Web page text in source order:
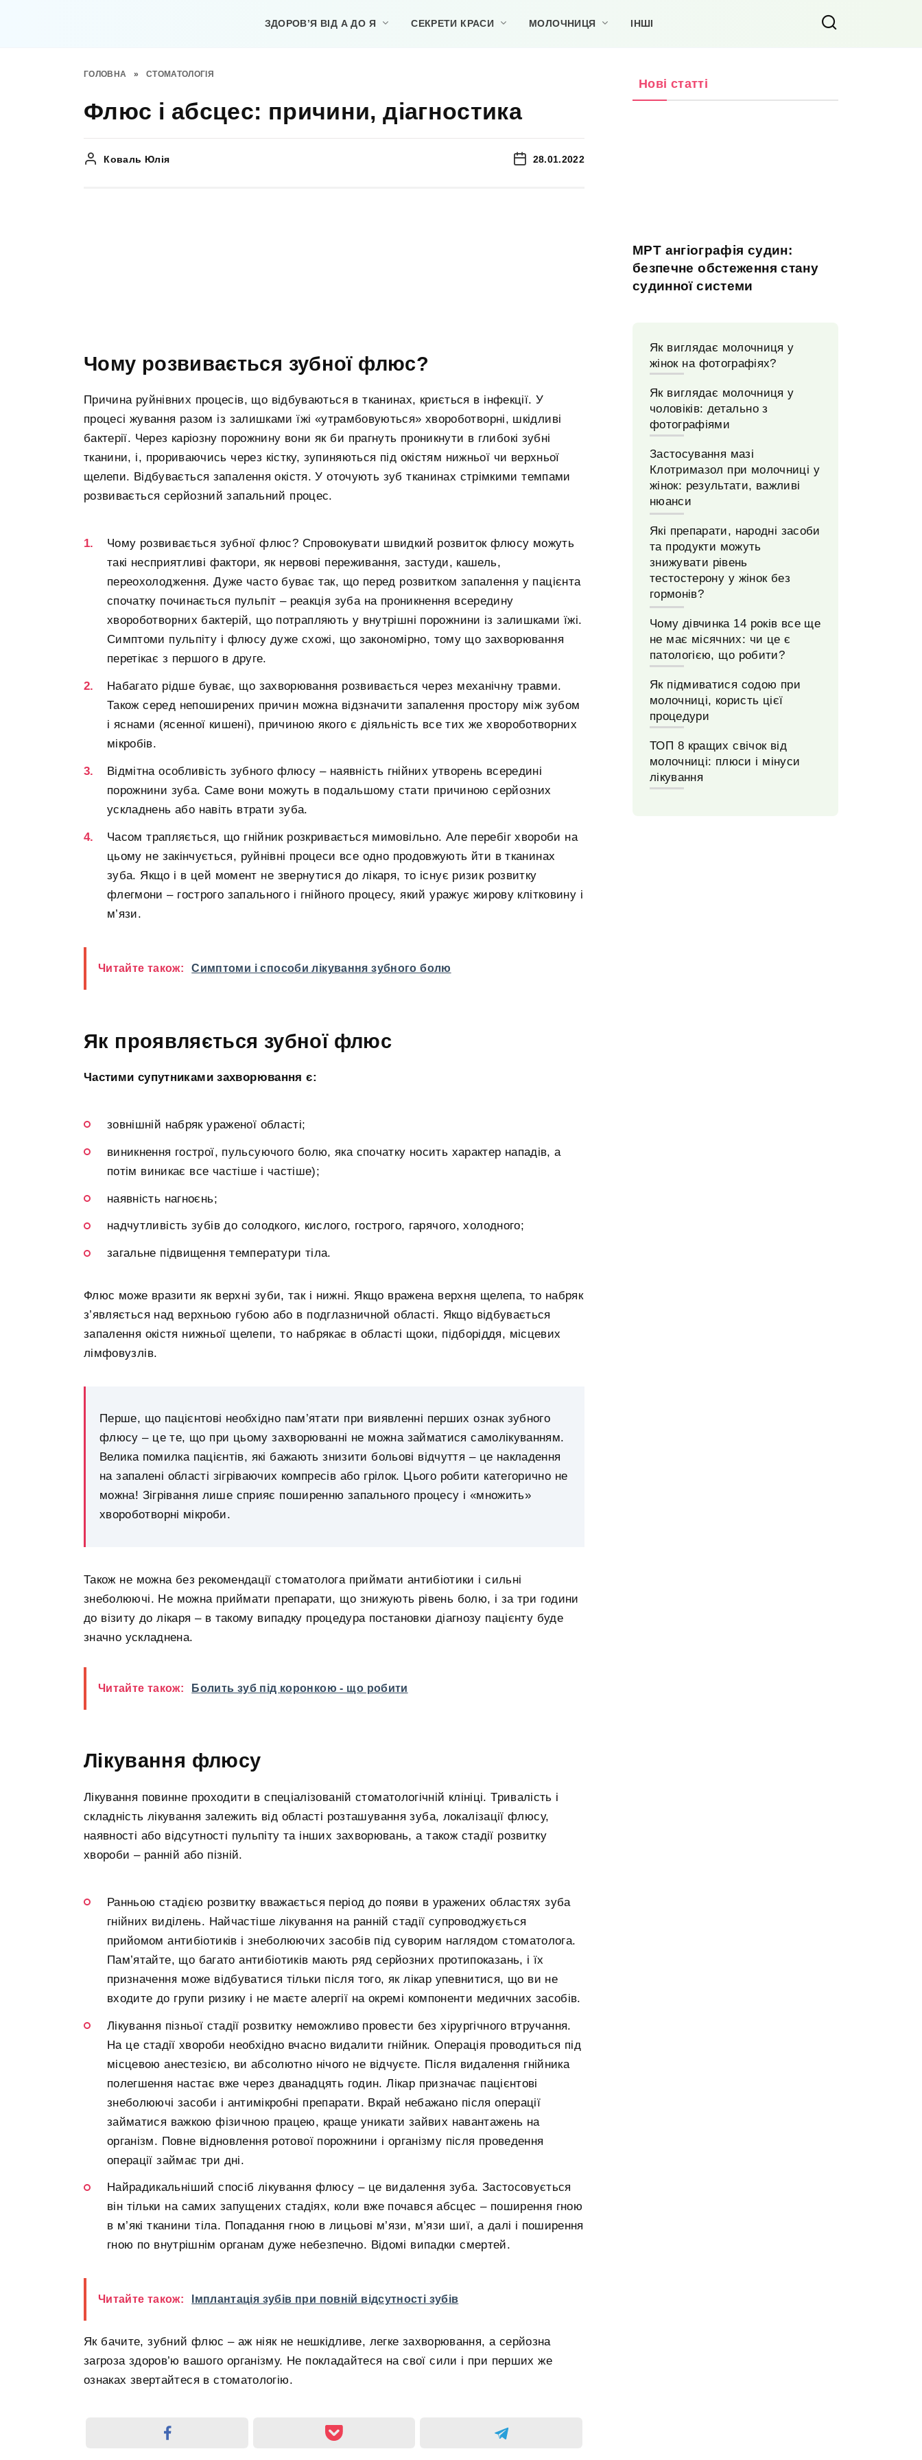
ЗДОРОВ’Я ВІД А ДО Я СЕКРЕТИ КРАСИ МОЛОЧНИЦЯ ІНШІ
ГОЛОВНА » СТОМАТОЛОГІЯ
Флюс і абсцес: причини, діагностика
Коваль Юлія 28.01.2022
Чому розвивається зубної флюс?
Причина руйнівних процесів, що відбуваються в тканинах, криється в інфекції. У
процесі жування разом із залишками їжі «утрамбовуються» хвороботворні, шкідливі
бактерії. Через каріозну порожнину вони як би прагнуть проникнути в глибокі зубні
тканини, і, прориваючись через кістку, зупиняються під окістям нижньої чи верхньої
щелепи. Відбувається запалення окістя. У оточують зуб тканинах стрімкими темпами
розвивається серйозний запальний процес.
Чому розвивається зубної флюс? Спровокувати швидкий розвиток флюсу можуть
такі несприятливі фактори, як нервові переживання, застуди, кашель,
переохолодження. Дуже часто буває так, що перед розвитком запалення у пацієнта
спочатку починається пульпіт – реакція зуба на проникнення всередину
хвороботворних бактерій, що потрапляють у внутрішні порожнини із залишками їжі.
Симптоми пульпіту і флюсу дуже схожі, що закономірно, тому що захворювання
перетікає з першого в друге.
Набагато рідше буває, що захворювання розвивається через механічну травми.
Також серед непоширених причин можна відзначити запалення простору між зубом
і яснами (ясенної кишені), причиною якого є діяльність все тих же хвороботворних
мікробів.
Відмітна особливість зубного флюсу – наявність гнійних утворень всередині
порожнини зуба. Саме вони можуть в подальшому стати причиною серйозних
ускладнень або навіть втрати зуба.
Часом трапляється, що гнійник розкривається мимовільно. Але перебіг хвороби на
цьому не закінчується, руйнівні процеси все одно продовжують йти в тканинах
зуба. Якщо і в цей момент не звернутися до лікаря, то існує ризик розвитку
флегмони – гострого запального і гнійного процесу, який уражує жирову клітковину і
м’язи.
Читайте також: Симптоми і способи лікування зубного болю
Як проявляється зубної флюс
Частими супутниками захворювання є:
зовнішній набряк ураженої області;
виникнення гострої, пульсуючого болю, яка спочатку носить характер нападів, а
потім виникає все частіше і частіше);
наявність нагноєнь;
надчутливість зубів до солодкого, кислого, гострого, гарячого, холодного;
загальне підвищення температури тіла.
Флюс може вразити як верхні зуби, так і нижні. Якщо вражена верхня щелепа, то набряк
з’являється над верхньою губою або в подглазничной області. Якщо відбувається
запалення окістя нижньої щелепи, то набрякає в області щоки, підборіддя, місцевих
лімфовузлів.
Перше, що пацієнтові необхідно пам’ятати при виявленні перших ознак зубного
флюсу – це те, що при цьому захворюванні не можна займатися самолікуванням.
Велика помилка пацієнтів, які бажають знизити больові відчуття – це накладення
на запалені області зігріваючих компресів або грілок. Цього робити категорично не
можна! Зігрівання лише сприяє поширенню запального процесу і «множить»
хвороботворні мікроби.
Також не можна без рекомендації стоматолога приймати антибіотики і сильні
знеболюючі. Не можна приймати препарати, що знижують рівень болю, і за три години
до візиту до лікаря – в такому випадку процедура постановки діагнозу пацієнту буде
значно ускладнена.
Читайте також: Болить зуб під коронкою - що робити
Лікування флюсу
Лікування повинне проходити в спеціалізованій стоматологічній клініці. Тривалість і
складність лікування залежить від області розташування зуба, локалізації флюсу,
наявності або відсутності пульпіту та інших захворювань, а також стадії розвитку
хвороби – ранній або пізній.
Ранньою стадією розвитку вважається період до появи в уражених областях зуба
гнійних виділень. Найчастіше лікування на ранній стадії супроводжується
прийомом антибіотиків і знеболюючих засобів під суворим наглядом стоматолога.
Пам’ятайте, що багато антибіотиків мають ряд серйозних протипоказань, і їх
призначення може відбуватися тільки після того, як лікар упевнитися, що ви не
входите до групи ризику і не маєте алергії на окремі компоненти медичних засобів.
Лікування пізньої стадії розвитку неможливо провести без хірургічного втручання.
На це стадії хвороби необхідно вчасно видалити гнійник. Операція проводиться під
місцевою анестезією, ви абсолютно нічого не відчуєте. Після видалення гнійника
полегшення настає вже через дванадцять годин. Лікар призначає пацієнтові
знеболюючі засоби і антимікробні препарати. Вкрай небажано після операції
займатися важкою фізичною працею, краще уникати зайвих навантажень на
організм. Повне відновлення ротової порожнини і організму після проведення
операції займає три дні.
Найрадикальніший спосіб лікування флюсу – це видалення зуба. Застосовується
він тільки на самих запущених стадіях, коли вже почався абсцес – поширення гною
в м’які тканини тіла. Попадання гною в лицьові м’язи, м’язи шиї, а далі і поширення
гною по внутрішнім органам дуже небезпечно. Відомі випадки смертей.
Читайте також: Імплантація зубів при повній відсутності зубів
Як бачите, зубний флюс – аж ніяк не нешкідливе, легке захворювання, а серйозна
загроза здоров’ю вашого організму. Не покладайтеся на свої сили і при перших же
ознаках звертайтеся в стоматологію.
Нові статті
МРТ ангіографія судин:
безпечне обстеження стану
судинної системи
Як виглядає молочниця у
жінок на фотографіях?
Як виглядає молочниця у
чоловіків: детально з
фотографіями
Застосування мазі
Клотримазол при молочниці у
жінок: результати, важливі
нюанси
Які препарати, народні засоби
та продукти можуть
знижувати рівень
тестостерону у жінок без
гормонів?
Чому дівчинка 14 років все ще
не має місячних: чи це є
патологією, що робити?
Як підмиватися содою при
молочниці, користь цієї
процедури
ТОП 8 кращих свічок від
молочниці: плюси і мінуси
лікування